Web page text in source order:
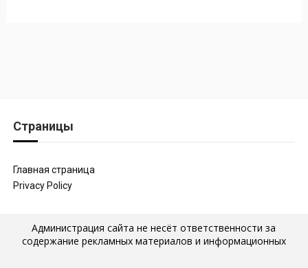
Страницы
Главная страница
Privacy Policy
Администрация сайта не несёт ответственности за
содержание рекламных материалов и информационных